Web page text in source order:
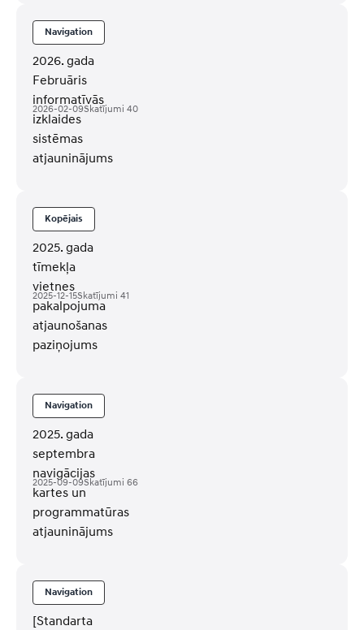
Navigation
2026. gada
Februāris
informatīvās
izklaides
sistēmas
atjauninājums
2026-02-09Skatījumi 40
Kopējais
2025. gada
tīmekļa
vietnes
pakalpojuma
atjaunošanas
paziņojums
2025-12-15Skatījumi 41
Navigation
2025. gada
septembra
navigācijas
kartes un
programmatūras
atjauninājums
2025-09-09Skatījumi 66
Navigation
[Standarta